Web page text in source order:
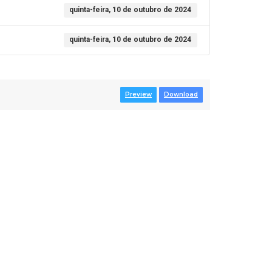
quinta-feira, 10 de outubro de 2024
quinta-feira, 10 de outubro de 2024
Preview Download